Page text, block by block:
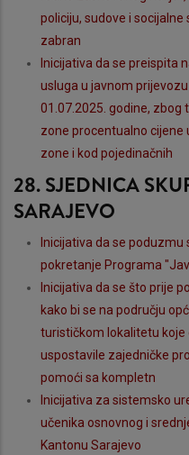
policiju, sudove i
zabran
Inicijativa da se preispita
usluga u javnom
01.07.2025. godine, zbog
zone procentualno cijene
zone i kod pojedinačnih
28. SJEDNICA
SARAJEVO
Inicijativa da se
pokretanje Programa
Inicijativa da se što prije
kako bi se na području
turističkom lokalitetu koje
uspostavile zajedničke
pomoći sa kompletn
Inicijativa za sistemsko
učenika osnovnog i
Kantonu Sarajevo